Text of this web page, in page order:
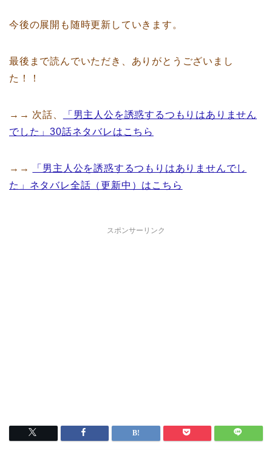
今後の展開も随時更新していきます。
最後まで読んでいただき、ありがとうございまし
た！！
→→ 次話、
「男主人公を誘惑するつもりはありません
でした」30話ネタバレはこちら
→→
「男主人公を誘惑するつもりはありませんでし
た」ネタバレ全話（更新中）はこちら
スポンサーリンク